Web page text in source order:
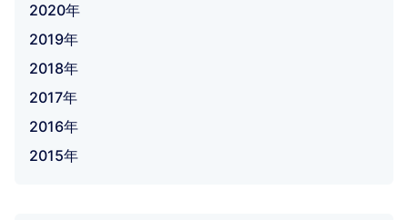
2020年
2019年
2018年
2017年
2016年
2015年